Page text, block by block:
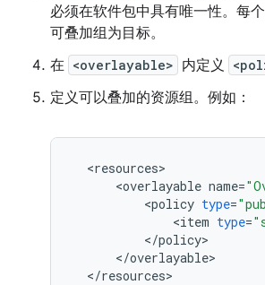
必须在软件包中具有唯一性。每
可叠加组为目标。
在 <overlayable> 内定义
定义可以叠加的资源组。例如：
<resources
<overlayable name=
<policy type=
<item type=
</policy
</overlayable
</resources